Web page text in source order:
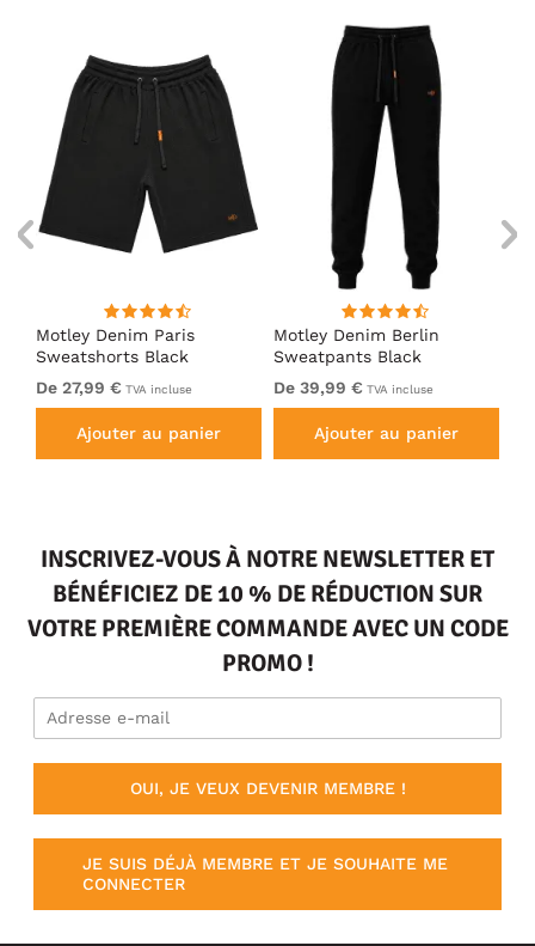
Motley Denim Paris
Sweatshorts Black
De 27,99 € TVA incluse
Ajouter au panier
Motley Denim Berlin
Sweatpants Black
De 39,99 € TVA incluse
Ajouter au panier
INSCRIVEZ-VOUS À NOTRE NEWSLETTER ET
BÉNÉFICIEZ DE 10 % DE RÉDUCTION SUR
VOTRE PREMIÈRE COMMANDE AVEC UN CODE
PROMO !
OUI, JE VEUX DEVENIR MEMBRE !
JE SUIS DÉJÀ MEMBRE ET JE SOUHAITE ME
CONNECTER